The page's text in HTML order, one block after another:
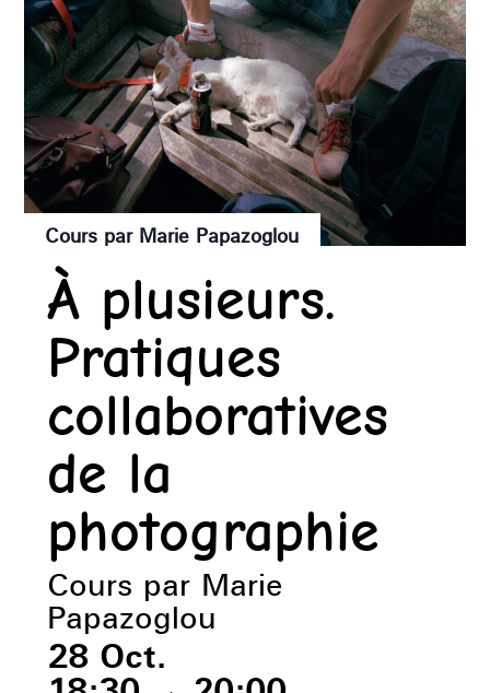
Cours par Marie Papazoglou
À plusieurs.
Pratiques
collaboratives
de la
photographie
Cours par Marie
Papazoglou
28 Oct.